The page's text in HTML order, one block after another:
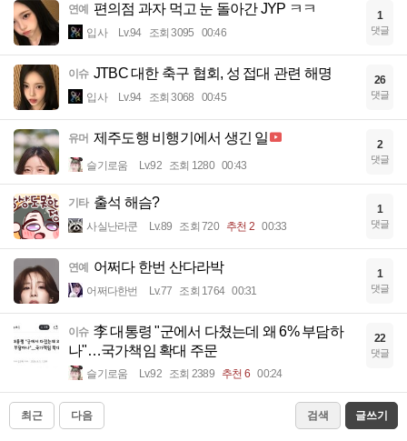
연예 편의점 과자 먹고 눈 돌아간 JYP ㅋㅋ
입사 Lv.94 조회 3095 00:46
1
댓글
이슈 JTBC 대한 축구 협회, 성 접대 관련 해명
입사 Lv.94 조회 3068 00:45
26
댓글
유머 제주도행 비행기에서 생긴 일
슬기로움 Lv.92 조회 1280 00:43
2
댓글
기타 출석 해슴?
사실난라쿤 Lv.89 조회 720 추천 2 00:33
1
댓글
연예 어쩌다 한번 산다라박
어쩌다한번 Lv.77 조회 1764 00:31
1
댓글
이슈 李 대통령 "군에서 다쳤는데 왜 6% 부담하
나"…국가책임 확대 주문
슬기로움 Lv.92 조회 2389 추천 6 00:24
22
댓글
최근 다음 검색 글쓰기